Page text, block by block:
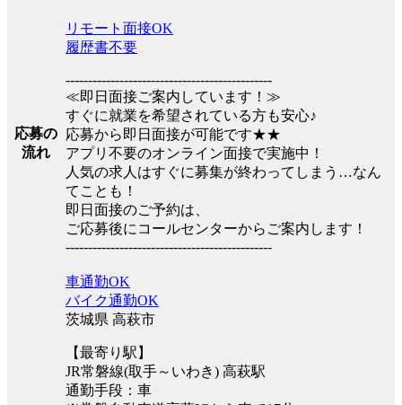
応募の
流れ
リモート面接OK
履歴書不要
----------------------------------------------
≪即日面接ご案内しています！≫
すぐに就業を希望されている方も安心♪
応募から即日面接が可能です★★
アプリ不要のオンライン面接で実施中！
人気の求人はすぐに募集が終わってしまう…なん
てことも！
即日面接のご予約は、
ご応募後にコールセンターからご案内します！
----------------------------------------------
車通勤OK
バイク通勤OK
茨城県 高萩市
【最寄り駅】
JR常磐線(取手～いわき) 高萩駅
通勤手段：車